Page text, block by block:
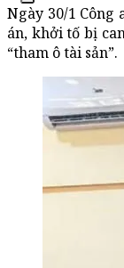
Ngày 30/1
án, khởi tố bị
“tham ô tài sản”.